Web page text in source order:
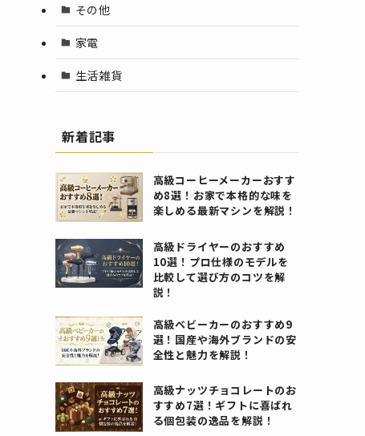
その他
家電
生活雑貨
新着記事
高級コーヒーメーカーおすす
め8選！お家で本格的な味を
楽しめる最新マシンを解説！
高級ドライヤーのおすすめ
10選！プロ仕様のモデルを
比較して選び方のコツを解
説！
高級ベビーカーのおすすめ9
選！国産や海外ブランドの安
全性と魅力を解説！
高級ナッツチョコレートのお
すすめ7選！ギフトに喜ばれ
る個包装の逸品を解説！